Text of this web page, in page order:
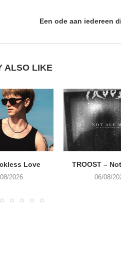
Een ode aan iedereen
ALSO LIKE
Love
2026
TROOST –
06/08/